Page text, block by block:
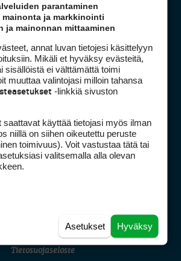
Golfpiste mediakortti
Golfpisteen yhteystiedot
DSA avoimuusraportti
Asiakaspalvelu
(digi) digi@otavamedia.fi
Tietosuojaseloste
parantaminen
ja markkinointi
ja mainonnan mittaaminen
annat luvan tietojesi käsittelyyn
Mikäli et hyväksy evästeitä,
sisällöistä ei välttämättä toimi
muuttaa valintojasi milloin tahansa
-linkkiä sivuston
saattavat käyttää tietojasi myös ilman
niillä on siihen oikeutettu peruste
toimivuus). Voit vastustaa tätä tai
valitsemalla alla olevan
Hyväksy
Asetukset